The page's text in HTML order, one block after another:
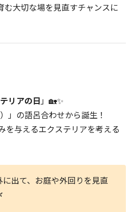
大切な場を見直すチャンスに
リアの日」🏡✨
」の語呂合わせから誕生！
を与えるエクステリアを考える
に出て、お庭や外回りを見直